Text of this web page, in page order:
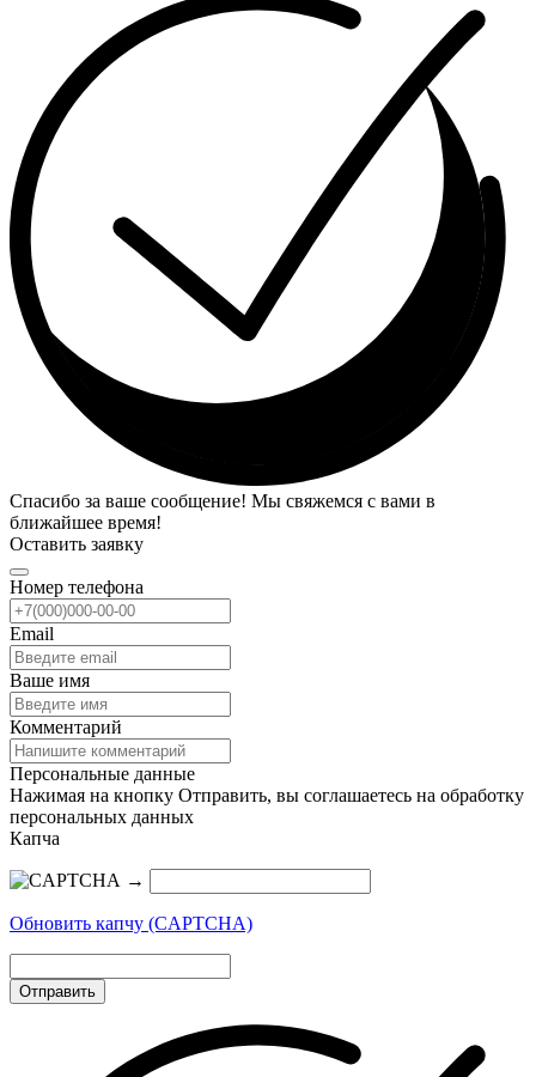
Спасибо за ваше сообщение! Мы свяжемся с вами в
ближайшее время!
Оставить заявку
Номер телефона
Email
Ваше имя
Комментарий
Персональные данные
Нажимая на кнопку Отправить, вы соглашаетесь на обработку
персональных данных
Капча
→
Обновить капчу (CAPTCHA)
Отправить